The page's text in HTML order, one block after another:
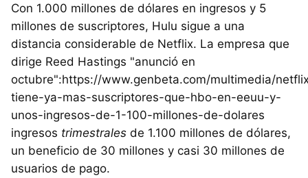
Con 1.000 millones de dólares en ingresos y 5
millones de suscriptores, Hulu sigue a una
distancia considerable de Netflix. La empresa que
dirige Reed Hastings "anunció en
octubre":https://www.genbeta.com/multimedia/
tiene-ya-mas-suscriptores-que-hbo-en-eeuu-y-
unos-ingresos-de-1-100-millones-de-dolares
ingresos trimestrales de 1.100 millones de dólares,
un beneficio de 30 millones y casi 30 millones de
usuarios de pago.